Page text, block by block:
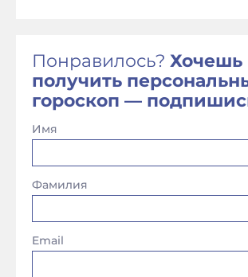
Понравилось? Хочешь
получить
гороскоп —
Имя
Фамилия
Email